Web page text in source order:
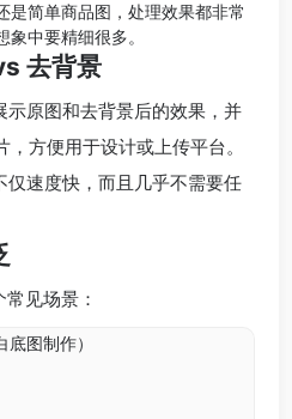
是简单商品图，处理效果都非常
中要精细很多。
去背景
原图和去背景后的效果，并
方便用于设计或上传平台。
速度快，而且几乎不需要任
见场景：
图制作）